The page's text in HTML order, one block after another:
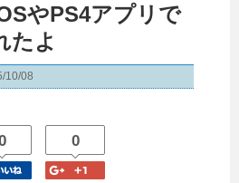
やPS4アプリで
たよ
08
0